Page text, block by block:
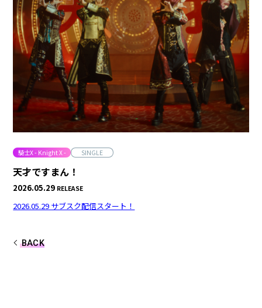
FANCLUB
合計フォロワー数
86,248,855
合計再生数
199.44 億
すとぷり
莉犬
ジェル
騎士X - Knight X - SINGLE
天才ですまん！
2026.05.29 RELEASE
2026.05.29 サブスク配信スタート！
BACK